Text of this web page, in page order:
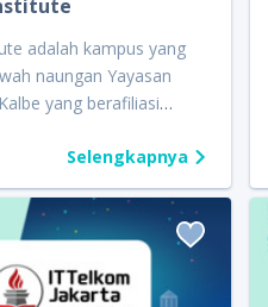
lanjutan oleh kampus.
adalah kampus yang
naungan Yayasan
yang berafiliasi
di Kalbis Institute
rumusSchool Degree
Professional Certification
. Rumus tersebut
bagaimana cara
di dunia kerja
Selengkapnya